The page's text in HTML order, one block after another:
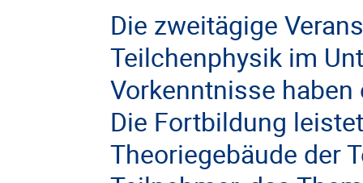
Die zweitägige
Teilchenphysik im
Vorkenntnisse
Die Fortbildung
Theoriegebäude der